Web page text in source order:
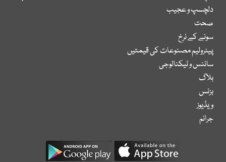
دلچسپ و عجیب
صحت
سونے کے نرخ
پیٹرولیم مصنوعات کی قیمتیں
سائنس و ٹیکنالوجی
بلاگ
بزنس
ویڈیوز
جرائم